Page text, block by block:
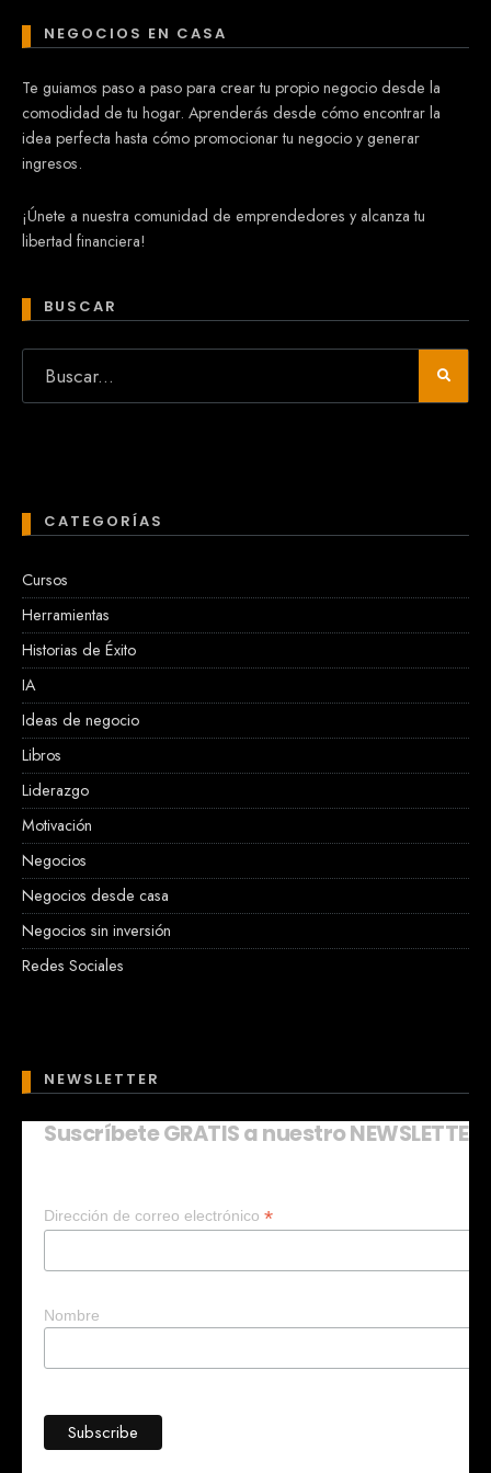
NEGOCIOS EN CASA
Te guiamos paso a paso para crear tu propio negocio desde la
comodidad de tu hogar. Aprenderás desde cómo encontrar la
idea perfecta hasta cómo promocionar tu negocio y generar
ingresos.
¡Únete a nuestra comunidad de emprendedores y alcanza tu
libertad financiera!
BUSCAR
CATEGORÍAS
Cursos
Herramientas
Historias de Éxito
IA
Ideas de negocio
Libros
Liderazgo
Motivación
Negocios
Negocios desde casa
Negocios sin inversión
Redes Sociales
NEWSLETTER
Suscríbete GRATIS a nuestro NEWSLETTER
Dirección de correo electrónico *
Nombre
¿Quieres que te ayude a crear un